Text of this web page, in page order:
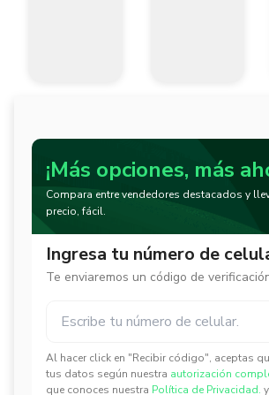
¡Más opciones, más
Compara entre vendedores destacados y
precio, fácil.
Ingresa tu número de
Te enviaremos un código de
Al hacer click en "Recibir código", aceptas
tus datos según nuestra autorización
que conoces nuestra Política de Privacidad.